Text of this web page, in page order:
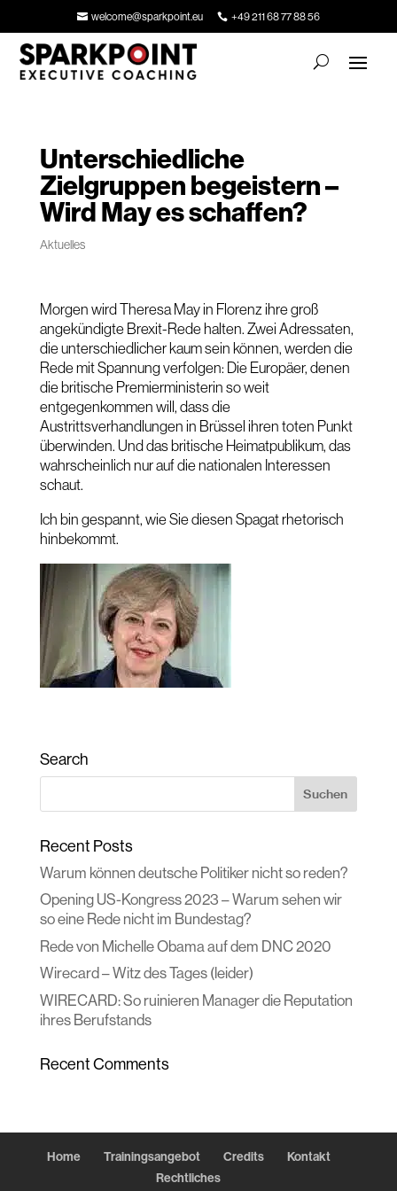
welcome@sparkpoint.eu +49 211 68 77 88 56
Unterschiedliche
Zielgruppen begeistern –
Wird May es schaffen?
Aktuelles
Morgen wird Theresa May in Florenz ihre groß
angekündigte Brexit-Rede halten. Zwei Adressaten,
die unterschiedlicher kaum sein können, werden die
Rede mit Spannung verfolgen: Die Europäer, denen
die britische Premierministerin so weit
entgegenkommen will, dass die
Austrittsverhandlungen in Brüssel ihren toten Punkt
überwinden. Und das britische Heimatpublikum, das
wahrscheinlich nur auf die nationalen Interessen
schaut.
Ich bin gespannt, wie Sie diesen Spagat rhetorisch
hinbekommt.
Search
Recent Posts
Warum können deutsche Politiker nicht so reden?
Opening US-Kongress 2023 – Warum sehen wir
so eine Rede nicht im Bundestag?
Rede von Michelle Obama auf dem DNC 2020
Wirecard – Witz des Tages (leider)
WIRECARD: So ruinieren Manager die Reputation
ihres Berufstands
Recent Comments
Home Trainingsangebot Credits
Kontakt
Rechtliches